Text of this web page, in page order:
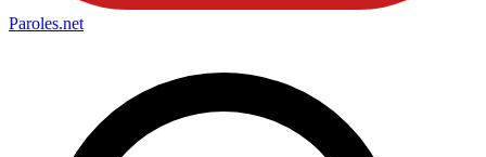
Paroles.net